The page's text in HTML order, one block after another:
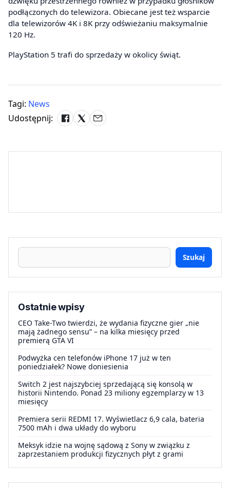
podłączonych do telewizora. Obiecane jest też wsparcie
dla telewizorów 4K i 8K przy odświeżaniu maksymalnie
120 Hz.
PlayStation 5 trafi do sprzedaży w okolicy świąt.
Tagi: News
Udostępnij:
Szukaj
Ostatnie wpisy
CEO Take-Two twierdzi, że wydania fizyczne gier „nie
mają żadnego sensu” – na kilka miesięcy przed
premierą GTA VI
Podwyżka cen telefonów iPhone 17 już w ten
poniedziałek? Nowe doniesienia
Switch 2 jest najszybciej sprzedającą się konsolą w
historii Nintendo. Ponad 23 miliony egzemplarzy w 13
miesięcy
Premiera serii REDMI 17. Wyświetlacz 6,9 cala, bateria
7500 mAh i dwa układy do wyboru
Meksyk idzie na wojnę sądową z Sony w związku z
zaprzestaniem produkcji fizycznych płyt z grami